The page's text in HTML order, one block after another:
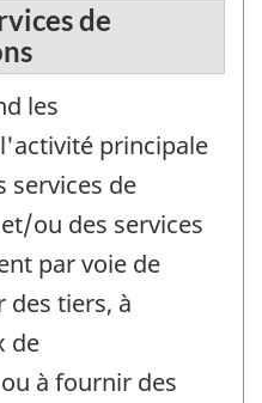
de
les
principale
services de
ou des services
par voie de
des tiers, à
de
à fournir des